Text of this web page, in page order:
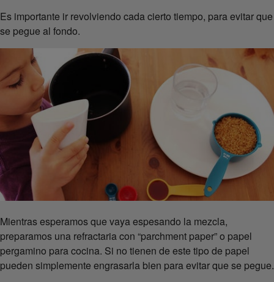
Es importante ir revolviendo cada cierto tiempo, para evitar que
se pegue al fondo.
Mientras esperamos que vaya espesando la mezcla,
preparamos una refractaria con “parchment paper” o papel
pergamino para cocina. Si no tienen de este tipo de papel
pueden simplemente engrasarla bien para evitar que se pegue.